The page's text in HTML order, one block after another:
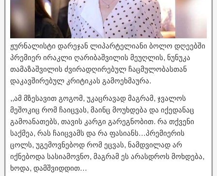
ჟურნალისტი დარეჯან ლიპარტელიანი ბოლო დღეებში
პრემიერ ირაკლი ღარიბაშვილის მეუღლის, ნუნუკა
თამაზაშვილის ძვირადღირებულ ჩაცმულობასთან
დაკავშირებულ კრიტიკას გამოეხმაურა.
,,ამ მზესავით გოგომ, უკაცრავად მაგრამ, ჯვალოს
მეშოკიც რომ ჩაიცვას, მაინც მოუხდება და იქედანაც
გამოანათებს, თავის კარგი გარეგნობით. რა თქვენი
საქმეა, რას ჩაიცვამს და რა ფასიანს…პრემიერის
ცოლს, უგემოვნებოდ რომ ეცვას, ნამდვილად არ
იქნებოდა სასიამოვნო, მაგრამ ეს არასდროს მოხდება,
ხოდა, დამშვიდდით…